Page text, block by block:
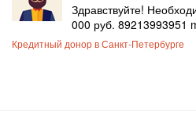
Здравствуйте!
000 руб. 89213993951
Кредитный донор в Санкт-Петербурге